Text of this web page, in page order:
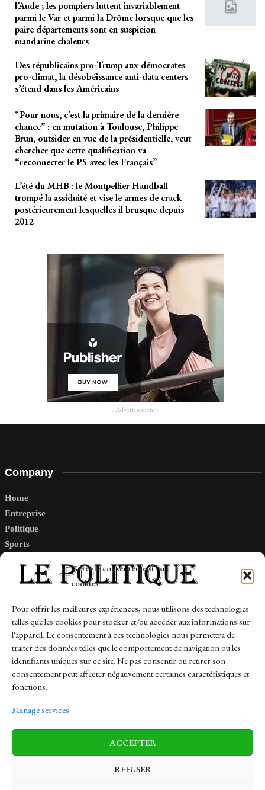
Gérer le consentement aux
cookies
Pour offrir les meilleures expériences, nous utilisons des technologies
telles que les cookies pour stocker et/ou accéder aux informations sur
l'appareil. Le consentement à ces technologies nous permettra de
traiter des données telles que le comportement de navigation ou les
identifiants uniques sur ce site. Ne pas consentir ou retirer son
consentement peut affecter négativement certaines caractéristiques et
fonctions.
Manage services
ACCEPTER
REFUSER
l’Aude ; les pompiers luttent invariablement
parmi le Var et parmi la Drôme lorsque que les
paire départements sont en suspicion
mandarine chaleurs
Des républicains pro-Trump aux démocrates
pro-climat, la désobéissance anti-data centers
s’étend dans les Américains
“Pour nous, c’est la primaire de la dernière
chance” : en mutation à Toulouse, Philippe
Brun, outsider en vue de la présidentielle, veut
chercher que cette qualification va
“reconnecter le PS avec les Français”
L’été du MHB : le Montpellier Handball
trompé la assiduité et vise le armes de crack
postérieurement lesquelles il brusque depuis
2012
- Advertisement -
Company
Home
Entreprise
Politique
Sports
Links
Contact
Sitemap
News Finance-Marches Politics
Business Tech Health Sports Travel